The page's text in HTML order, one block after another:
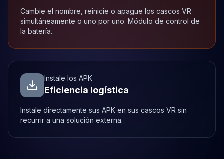
Cambie el nombre, reinicie o apague los cascos VR
simultáneamente o uno por uno. Módulo de control de
la batería.
Instale los APK
Eficiencia logística
Instale directamente sus APK en sus cascos VR sin
recurrir a una solución externa.